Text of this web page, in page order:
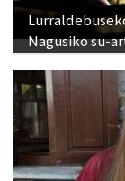
Nagusiko su-